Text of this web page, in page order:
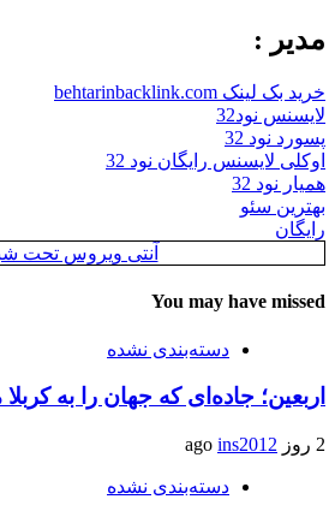
مدیر :
خرید بک لینک behtarinbacklink.com
لایسنس نود32
پسورد نود 32
اوکلی لایسنس رایگان نود 32
همیار نود 32
بهترین سئو
رایگان
آنتی ویروس تحت
You may have missed
دسته‌بندی نشده
اربعین؛ جاده‌ای که جهان را به
2 روز ago ins2012
دسته‌بندی نشده